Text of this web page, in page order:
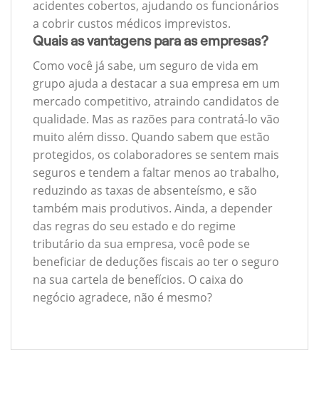
acidentes cobertos, ajudando os funcionários
a cobrir custos médicos imprevistos.
Quais as vantagens para as empresas?
Como você já sabe, um seguro de vida em
grupo ajuda a destacar a sua empresa em um
mercado competitivo, atraindo candidatos de
qualidade. Mas as razões para contratá-lo vão
muito além disso. Quando sabem que estão
protegidos, os colaboradores se sentem mais
seguros e tendem a faltar menos ao trabalho,
reduzindo as taxas de absenteísmo, e são
também mais produtivos. Ainda, a depender
das regras do seu estado e do regime
tributário da sua empresa, você pode se
beneficiar de deduções fiscais ao ter o seguro
na sua cartela de benefícios. O caixa do
negócio agradece, não é mesmo?